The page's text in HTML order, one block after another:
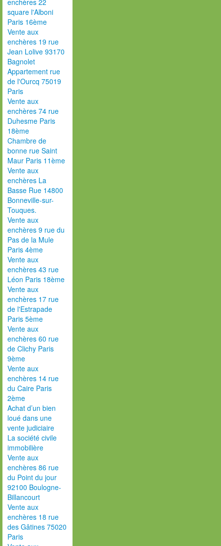
enchères 22
square l'Alboni
Paris 16ème
Vente aux
enchères 19 rue
Jean Lolive 93170
Bagnolet
Appartement rue
de l'Ourcq 75019
Paris
Vente aux
enchères 74 rue
Duhesme Paris
18ème
Chambre de
bonne rue Saint
Maur Paris 11ème
Vente aux
enchères La
Basse Rue 14800
Bonneville-sur-
Touques.
Vente aux
enchères 9 rue du
Pas de la Mule
Paris 4ème
Vente aux
enchères 43 rue
Léon Paris 18ème
Vente aux
enchères 17 rue
de l'Estrapade
Paris 5ème
Vente aux
enchères 60 rue
de Clichy Paris
9ème
Vente aux
enchères 14 rue
du Caire Paris
2ème
Achat d’un bien
loué dans une
vente judiciaire
La société civile
immobilière
Vente aux
enchères 86 rue
du Point du jour
92100 Boulogne-
Billancourt
Vente aux
enchères 18 rue
des Gâtines 75020
Paris